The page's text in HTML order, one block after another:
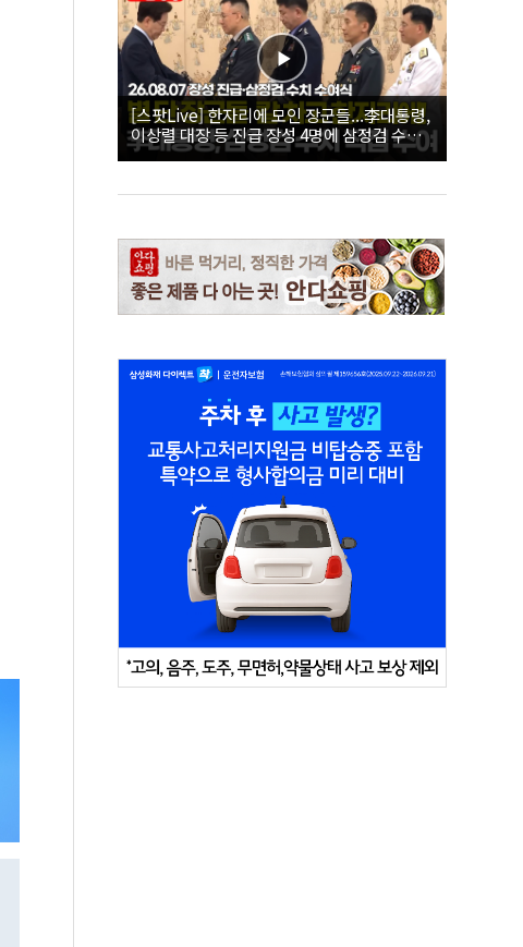
[스팟Live] 한자리에 모인 장군들...李대통령,
이상렬 대장 등 진급 장성 4명에 삼정검 수치
직접 수여｜26.08.07 장성 진급·삼정검 수치